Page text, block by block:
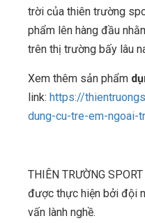
trời của thiên trường
phẩm lên hàng đầu
trên thị trường bấy lâu
Xem thêm sản phẩm
link: https://
dung-cu-tre-em-ngoai-
THIÊN TRƯỜNG
được thực hiện bởi đội
vấn lành nghề.